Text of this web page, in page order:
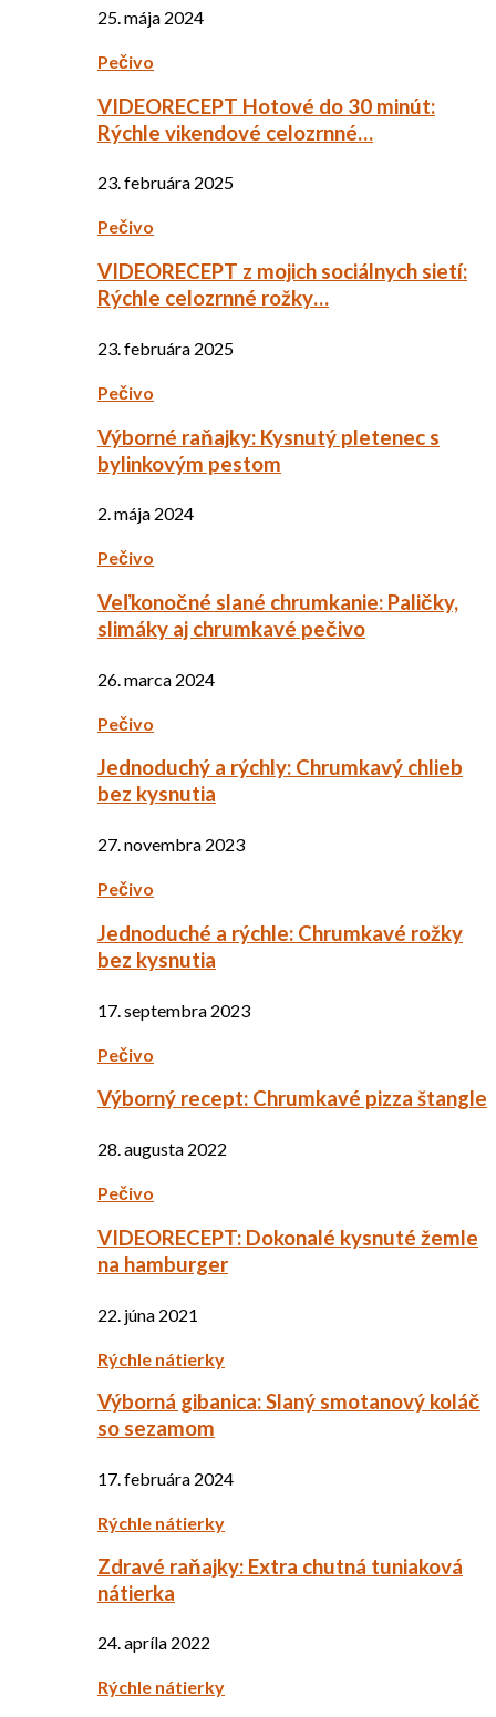
25. mája 2024
Pečivo
VIDEORECEPT Hotové do 30 minút:
Rýchle vikendové celozrnné…
23. februára 2025
Pečivo
VIDEORECEPT z mojich sociálnych sietí:
Rýchle celozrnné rožky…
23. februára 2025
Pečivo
Výborné raňajky: Kysnutý pletenec s
bylinkovým pestom
2. mája 2024
Pečivo
Veľkonočné slané chrumkanie: Paličky,
slimáky aj chrumkavé pečivo
26. marca 2024
Pečivo
Jednoduchý a rýchly: Chrumkavý chlieb
bez kysnutia
27. novembra 2023
Pečivo
Jednoduché a rýchle: Chrumkavé rožky
bez kysnutia
17. septembra 2023
Pečivo
Výborný recept: Chrumkavé pizza štangle
28. augusta 2022
Pečivo
VIDEORECEPT: Dokonalé kysnuté žemle
na hamburger
22. júna 2021
Rýchle nátierky
Výborná gibanica: Slaný smotanový koláč
so sezamom
17. februára 2024
Rýchle nátierky
Zdravé raňajky: Extra chutná tuniaková
nátierka
24. apríla 2022
Rýchle nátierky